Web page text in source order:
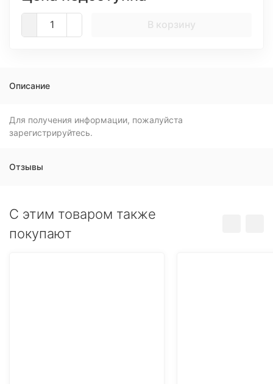
В корзину
Описание
Для получения информации, пожалуйста
зарегистрируйтесь.
Отзывы
C этим товаром также
покупают